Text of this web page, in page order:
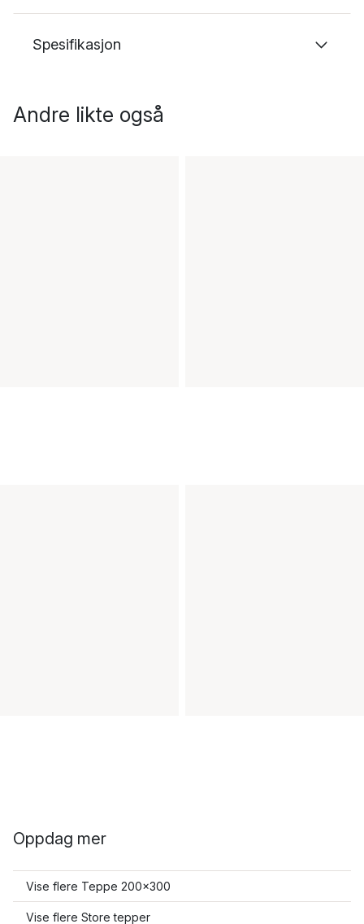
Spesifikasjon
Andre likte også
Oppdag mer
Vise flere Teppe 200x300
Vise flere Store tepper